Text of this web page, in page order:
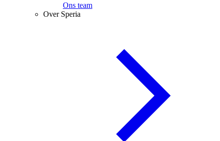
Ons team
Over Speria